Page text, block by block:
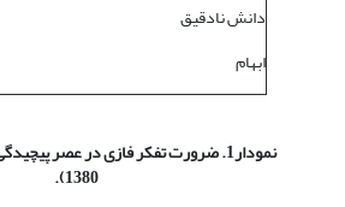
دانش نادقیق
ابهام
نمودار1. ضرورت تفکر فازی در عصر
1380).